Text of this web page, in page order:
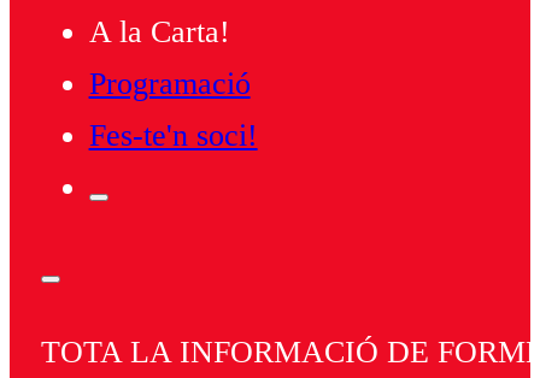
A la Carta!
Programació
Fes-te'n soci!
TOTA LA INFORMACIÓ DE